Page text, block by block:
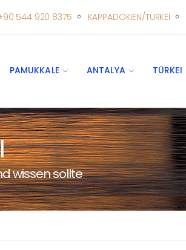
+90 544 920 8375 KAPPADOKIEN/TÜRKEI
PAMUKKALE ANTALYA TÜRKEI
wissen sollte